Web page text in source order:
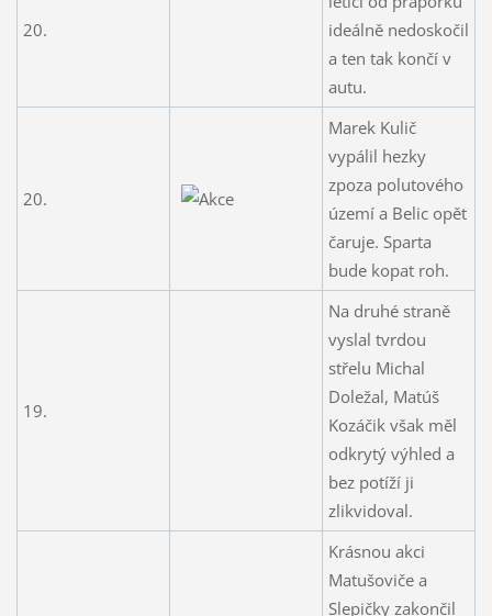
20.
ideálně nedoskočil
a ten tak končí v
autu.
20.
Marek Kulič
vypálil hezky
zpoza polutového
území a Belic opět
čaruje. Sparta
bude kopat roh.
19.
Na druhé straně
vyslal tvrdou
střelu Michal
Doležal, Matúš
Kozáčik však měl
odkrytý výhled a
bez potíží ji
zlikvidoval.
Krásnou akci
Matušoviče a
Slepičky zakončil